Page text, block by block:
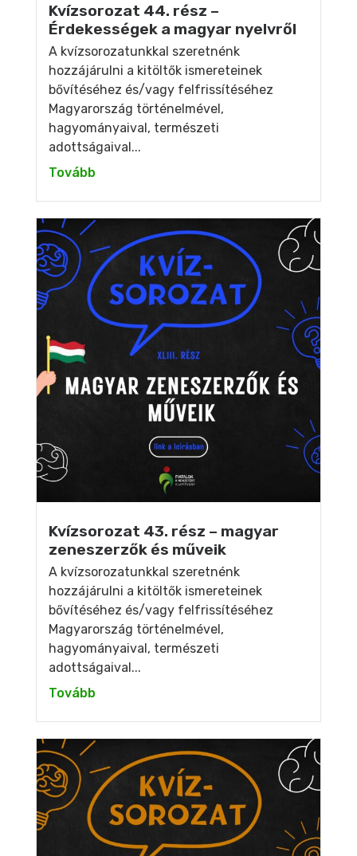
Kvízsorozat 44. rész –
Érdekességek a magyar nyelvről
A kvízsorozatunkkal szeretnénk
hozzájárulni a kitöltők ismereteinek
bővítéséhez és/vagy felfrissítéséhez
Magyarország történelmével,
hagyományaival, természeti
adottságaival...
Tovább
Kvízsorozat 43. rész – magyar
zeneszerzők és műveik
A kvízsorozatunkkal szeretnénk
hozzájárulni a kitöltők ismereteinek
bővítéséhez és/vagy felfrissítéséhez
Magyarország történelmével,
hagyományaival, természeti
adottságaival...
Tovább